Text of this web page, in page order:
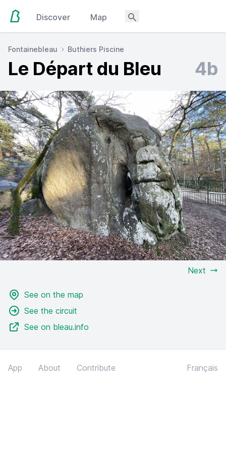
Discover Map
Fontainebleau Buthiers Piscine
Le Départ du Bleu 4b
Next
See on the map
See the circuit
See on bleau.info
App About Contribute Français